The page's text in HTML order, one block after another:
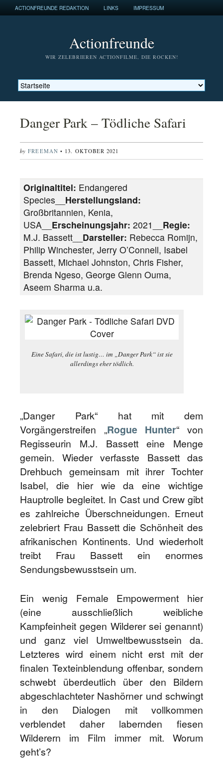
ACTIONFREUNDE REDAKTION LINKS IMPRESSUM
Actionfreunde
WIR ZELEBRIEREN ACTIONFILME, DIE ROCKEN!
Danger Park – Tödliche Safari
by FREEMAN • 13. OKTOBER 2021
Originaltitel: Endangered
Species__ Herstellungsland:
Großbritannien, Kenia,
USA__ Erscheinungsjahr: 2021__ Regie:
M.J. Bassett__ Darsteller: Rebecca Romijn,
Philip Winchester, Jerry O’Connell, Isabel
Bassett, Michael Johnston, Chris Fisher,
Brenda Ngeso, George Glenn Ouma,
Aseem Sharma u.a.
Eine Safari, die ist lustig… im „Danger Park“ ist sie
allerdings eher tödlich.
„Danger Park“ hat mit dem
Vorgängerstreifen „Rogue Hunter“ von
Regisseurin M.J. Bassett eine Menge
gemein. Wieder verfasste Bassett das
Drehbuch gemeinsam mit ihrer Tochter
Isabel, die hier wie da eine wichtige
Hauptrolle begleitet. In Cast und Crew gibt
es zahlreiche Überschneidungen. Erneut
zelebriert Frau Bassett die Schönheit des
afrikanischen Kontinents. Und wiederholt
treibt Frau Bassett ein enormes
Sendungsbewusstsein um.
Ein wenig Female Empowerment hier
(eine ausschließlich weibliche
Kampfeinheit gegen Wilderer sei genannt)
und ganz viel Umweltbewusstsein da.
Letzteres wird einem nicht erst mit der
finalen Texteinblendung offenbar, sondern
schwebt überdeutlich über den Bildern
abgeschlachteter Nashörner und schwingt
in den Dialogen mit vollkommen
verblendet daher labernden fiesen
Wilderern im Film immer mit. Worum
geht’s?